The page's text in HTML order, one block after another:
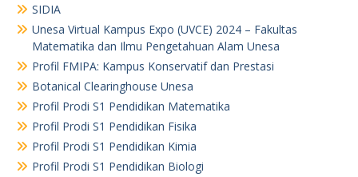
SIDIA
Unesa Virtual Kampus Expo (UVCE) 2024 – Fakultas
Matematika dan Ilmu Pengetahuan Alam Unesa
Profil FMIPA: Kampus Konservatif dan Prestasi
Botanical Clearinghouse Unesa
Profil Prodi S1 Pendidikan Matematika
Profil Prodi S1 Pendidikan Fisika
Profil Prodi S1 Pendidikan Kimia
Profil Prodi S1 Pendidikan Biologi